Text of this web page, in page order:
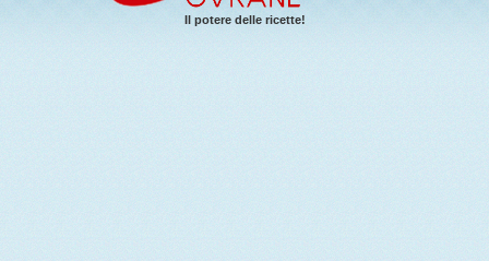
Il potere delle ricette!